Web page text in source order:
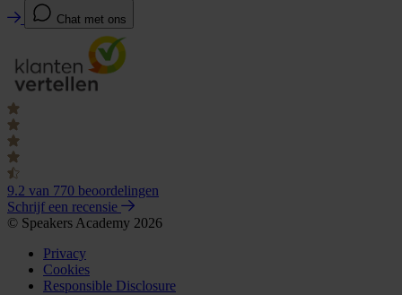
Chat met ons
9.2 van 770 beoordelingen
Schrijf een recensie
© Speakers Academy 2026
Privacy
Cookies
Responsible Disclosure